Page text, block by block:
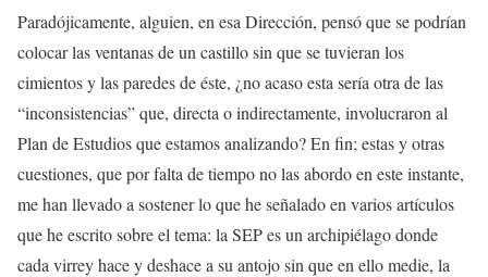
Paradójicamente, alguien, en esa Dirección, pensó que se podrían
colocar las ventanas de un castillo sin que se tuvieran los
cimientos y las paredes de éste, ¿no acaso esta sería otra de las
“inconsistencias” que, directa o indirectamente, involucraron al
Plan de Estudios que estamos analizando? En fin; estas y otras
cuestiones, que por falta de tiempo no las abordo en este instante,
me han llevado a sostener lo que he señalado en varios artículos
que he escrito sobre el tema: la SEP es un archipiélago donde
cada virrey hace y deshace a su antojo sin que en ello medie, la